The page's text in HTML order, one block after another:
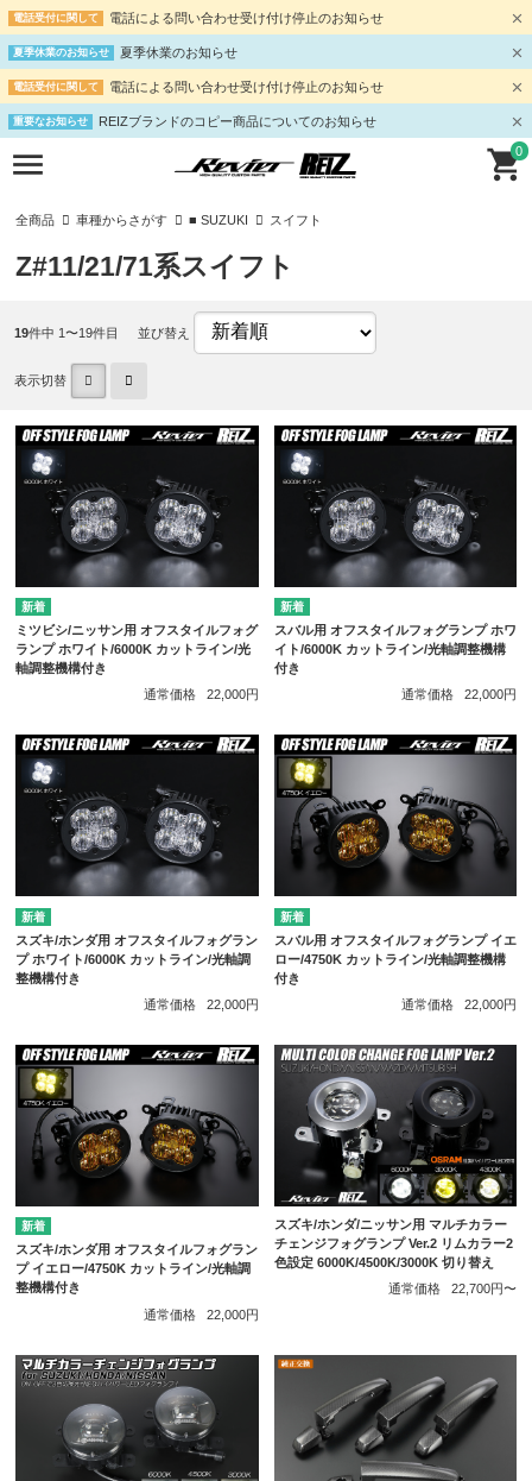
電話受付に関して 電話による問い合わせ受け付け停止のお知らせ
夏季休業のお知らせ 夏季休業のお知らせ
電話受付に関して 電話による問い合わせ受け付け停止のお知らせ
重要なお知らせ REIZブランドのコピー商品についてのお知らせ
0
全商品 車種からさがす ■ SUZUKI スイフト
Z#11/21/71系スイフト
19件中 1〜19件目 並び替え
表示切替
ミツビシ/ニッサン用 オフスタイルフォグ
ランプ ホワイト/6000K カットライン/光
軸調整機構付き
通常価格
22,000円
スバル用 オフスタイルフォグランプ ホワ
イト/6000K カットライン/光軸調整機構
付き
通常価格
22,000円
スズキ/ホンダ用 オフスタイルフォグラン
プ ホワイト/6000K カットライン/光軸調
整機構付き
通常価格
22,000円
スバル用 オフスタイルフォグランプ イエ
ロー/4750K カットライン/光軸調整機構
付き
通常価格
22,000円
スズキ/ホンダ用 オフスタイルフォグラン
プ イエロー/4750K カットライン/光軸調
整機構付き
通常価格
22,000円
スズキ/ホンダ/ニッサン用 マルチカラー
チェンジフォグランプ Ver.2 リムカラー2
色設定 6000K/4500K/3000K 切り替え
通常価格
22,700円〜